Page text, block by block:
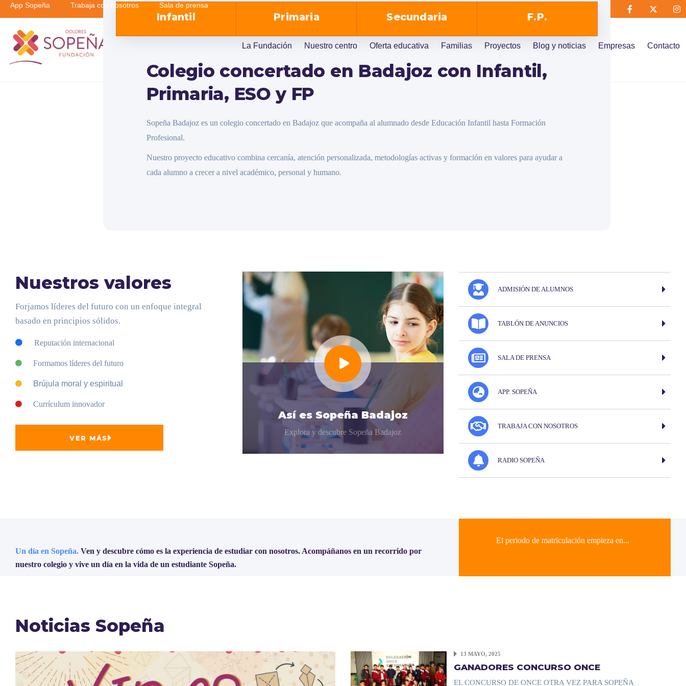
contenido
App Sopeña Trabaja con nosotros Sala de prensa
EDUCACIÓN INFANTIL,
La Fundación Nuestro centro Oferta educativa Familias Proyectos Blog y noticias Empresas Contacto
Infantil Primaria Secundaria F.P.
Colegio concertado en Badajoz con Infantil,
Primaria, ESO y FP
Sopeña Badajoz es un colegio concertado en Badajoz que acompaña al alumnado desde Educación Infantil hasta Formación
Profesional.
Nuestro proyecto educativo combina cercanía, atención personalizada, metodologías activas y formación en valores para ayudar a
cada alumno a crecer a nivel académico, personal y humano.
Nuestros valores
Forjamos líderes del futuro con un enfoque integral
basado en principios sólidos.
Reputación internacional
Formamos líderes del futuro
Brújula moral y espiritual
Currículum innovador
VER MÁS
Así es Sopeña Badajoz
Explora y descubre Sopeña Badajoz
ADMISIÓN DE ALUMNOS
TABLÓN DE ANUNCIOS
SALA DE PRENSA
APP. SOPEÑA
TRABAJA CON NOSOTROS
RADIO SOPEÑA
Un día en Sopeña. Ven y descubre cómo es la experiencia de estudiar con nosotros. Acompáñanos en un recorrido por
nuestro colegio y vive un día en la vida de un estudiante Sopeña.
El periodo de matriculación empieza en...
Noticias Sopeña
13 MAYO, 2025
GANADORES CONCURSO ONCE
EL CONCURSO DE ONCE OTRA VEZ PARA SOPEÑA